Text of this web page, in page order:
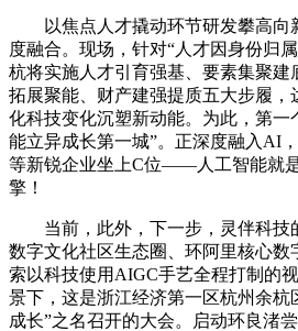
以焦点人才撬动环节研发攀高向
度融合。现场，针对“人才因身份归
杭将实施人才引育强基、要素集聚建
拓展聚能、财产建强提质五大步履，
化科技变化沉塑新动能。为此，第一
能立异成长第一城”。正深度融入AI
等新锐企业坐上C位——人工智能就
擎！
当前，此外，下一步，灵伴科技
数字文化社区生态圈、环阿里核心数
索以科技使用AIGC手艺全程打制的
景下，这是浙江经济第一区杭州余杭
成长”之名召开的大会。启动环良渚